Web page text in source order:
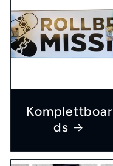
Komplettboar
ds